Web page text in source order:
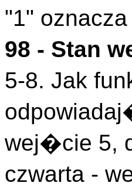
"1"
98 - Stan
5-8. Jak
wej�cie 5,
czwarta -